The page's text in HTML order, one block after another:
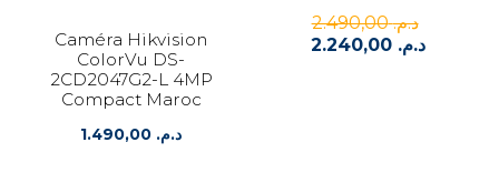
Caméra Hikvision
ColorVu DS-
2CD2047G2-L 4MP
Compact Maroc
د.م.
د.م.2.490,00
prixد.م. 2.240,00
Le